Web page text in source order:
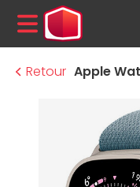
MENU
Retour